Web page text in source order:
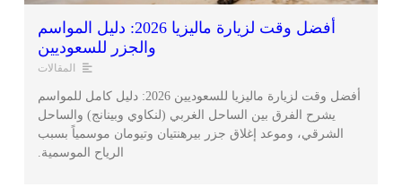
أفضل وقت لزيارة ماليزيا 2026: دليل المواسم
والجزر للسعوديين
المقالات
أفضل وقت لزيارة ماليزيا للسعوديين 2026: دليل كامل للمواسم
يشرح الفرق بين الساحل الغربي (لنكاوي وبينانج) والساحل
الشرقي، وموعد إغلاق جزر بيرهنتيان وتيومان موسمياً بسبب
الرياح الموسمية.